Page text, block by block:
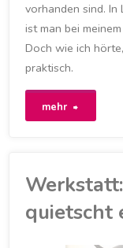
vorhanden sind.
ist man bei
Doch wie ich
praktisch.
mehr
quietscht